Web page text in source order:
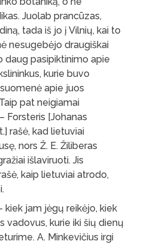
Juolab prancūzas,
tada iš jo į Vilnių, kai to
nesugebėjo draugiškai
daug pasipiktinimo apie
kurie buvo
apie juos
pat neigiamai
Forsteris [Johanas
rašė, kad lietuviai
nors Ž. E. Žiliberas
išlaviruoti. Jis
kaip lietuviai atrodo,
kiek jam jėgų reikėjo, kiek
vadovus, kurie iki šių dienų
A. Minkevičius irgi